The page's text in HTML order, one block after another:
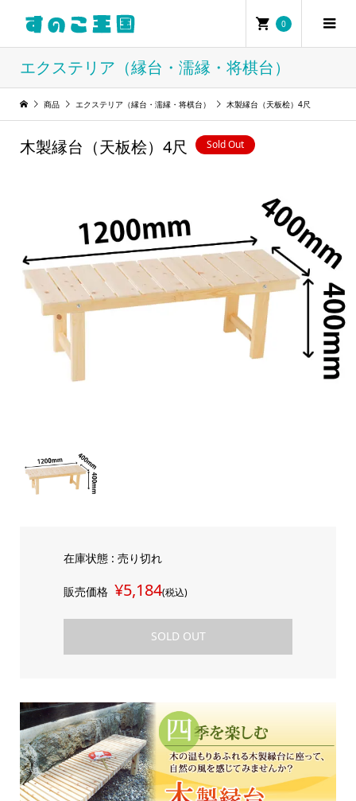
0
エクステリア（縁台・濡縁・将棋台）
商品 エクステリア（縁台・濡縁・将棋台） 木製縁台（天板桧）4尺
木製縁台（天板桧）4尺 Sold Out
在庫状態 : 売り切れ
販売価格 ¥5,184(税込)
SOLD OUT